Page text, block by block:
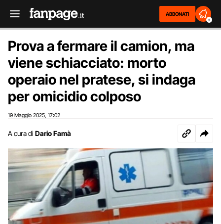
ABBONATI
2
Prova a fermare il camion, ma
viene schiacciato: morto
operaio nel pratese, si indaga
per omicidio colposo
19 Maggio 2025 17:02
A cura di Dario Famà